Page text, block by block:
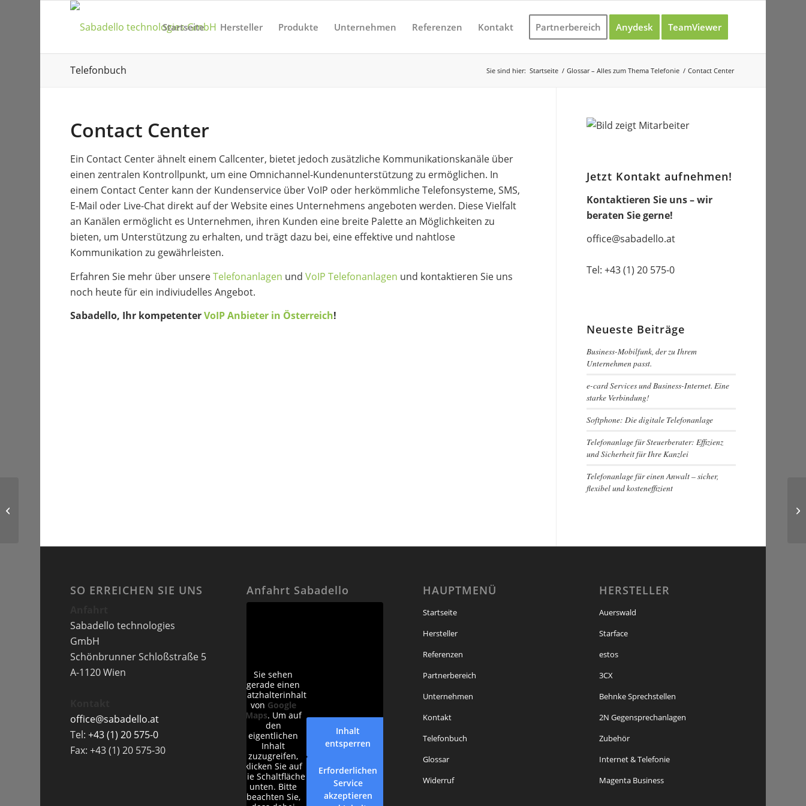
Startseite Hersteller Produkte Unternehmen Referenzen Kontakt Partnerbereich Anydesk TeamViewer
Telefonbuch Sie sind hier: Startseite / Glossar – Alles zum Thema Telefonie / Contact Center
Contact Center
Ein Contact Center ähnelt einem Callcenter, bietet jedoch zusätzliche Kommunikationskanäle über
einen zentralen Kontrollpunkt, um eine Omnichannel-Kundenunterstützung zu ermöglichen. In
einem Contact Center kann der Kundenservice über VoIP oder herkömmliche Telefonsysteme, SMS,
E-Mail oder Live-Chat direkt auf der Website eines Unternehmens angeboten werden. Diese Vielfalt
an Kanälen ermöglicht es Unternehmen, ihren Kunden eine breite Palette an Möglichkeiten zu
bieten, um Unterstützung zu erhalten, und trägt dazu bei, eine effektive und nahtlose
Kommunikation zu gewährleisten.
Erfahren Sie mehr über unsereTelefonanlagen undVoIP Telefonanlagen und kontaktieren Sie uns
noch heute für ein indiviudelles Angebot.
Sabadello, Ihr kompetenterVoIP Anbieter in Österreich!
Jetzt Kontakt aufnehmen!
Kontaktieren Sie uns – wir
beraten Sie gerne!
office@sabadello.at
Tel:+43 (1) 20 575-0
Neueste Beiträge
Business-Mobilfunk, der zu Ihrem
Unternehmen passt.
e-card Services und Business-Internet. Eine
starke Verbindung!
Softphone: Die digitale Telefonanlage
Telefonanlage für Steuerberater: Effizienz
und Sicherheit für Ihre Kanzlei
Telefonanlage für einen Anwalt – sicher,
flexibel und kosteneffizient
SO ERREICHEN SIE UNS
Sabadello technologies
GmbH
Schönbrunner Schloßstraße 5
A-1120 Wien
office@sabadello.at
Tel:+43 (1) 20 575-0
Fax: +43 (1) 20 575-30
Anfahrt Sabadello
Sie sehen
gerade einen
Platzhalterinhalt
von Google
Maps. Um auf
den
eigentlichen
Inhalt
zuzugreifen,
klicken Sie auf
die Schaltfläche
unten. Bitte
beachten Sie,
Inhalt
entsperren
Erforderlichen
Service
akzeptieren
HAUPTMENÜ
Startseite
Hersteller
Referenzen
Partnerbereich
Unternehmen
Kontakt
Telefonbuch
Glossar
Widerruf
HERSTELLER
Auerswald
Starface
estos
3CX
Behnke Sprechstellen
2N Gegensprechanlagen
Zubehör
Internet & Telefonie
Magenta Business